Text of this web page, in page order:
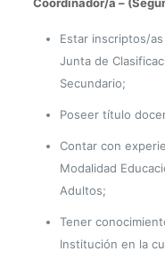
Estar inscriptos/
Junta de
Secundario;
Poseer título
Contar con
Modalidad
Adultos;
Tener
Institución en la